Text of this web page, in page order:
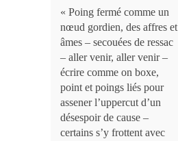
« Poing fermé comme un
nœud gordien, des affres et
âmes – secouées de ressac
– aller venir, aller venir –
écrire comme on boxe,
point et poings liés pour
assener l’uppercut d’un
désespoir de cause –
certains s’y frottent avec